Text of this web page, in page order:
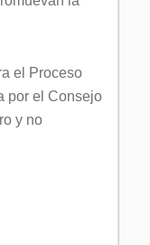
el Proceso
por el Consejo
y no